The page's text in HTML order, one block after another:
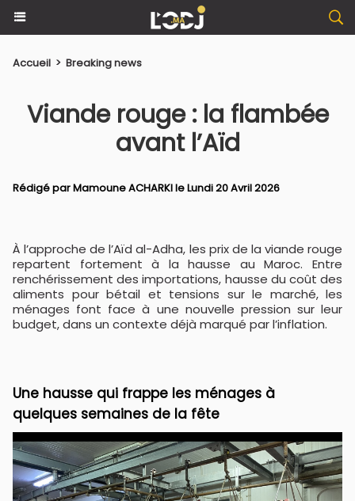
Accueil > Breaking news
Viande rouge : la flambée
avant l’Aïd
Rédigé parMamoune ACHARKIle Lundi 20 Avril 2026
À l’approche de l’Aïd al-Adha, les prix de la viande rouge
repartent fortement à la hausse au Maroc. Entre
renchérissement des importations, hausse du coût des
aliments pour bétail et tensions sur le marché, les
ménages font face à une nouvelle pression sur leur
budget, dans un contexte déjà marqué par l’inflation.
Une hausse qui frappe les ménages à
quelques semaines de la fête